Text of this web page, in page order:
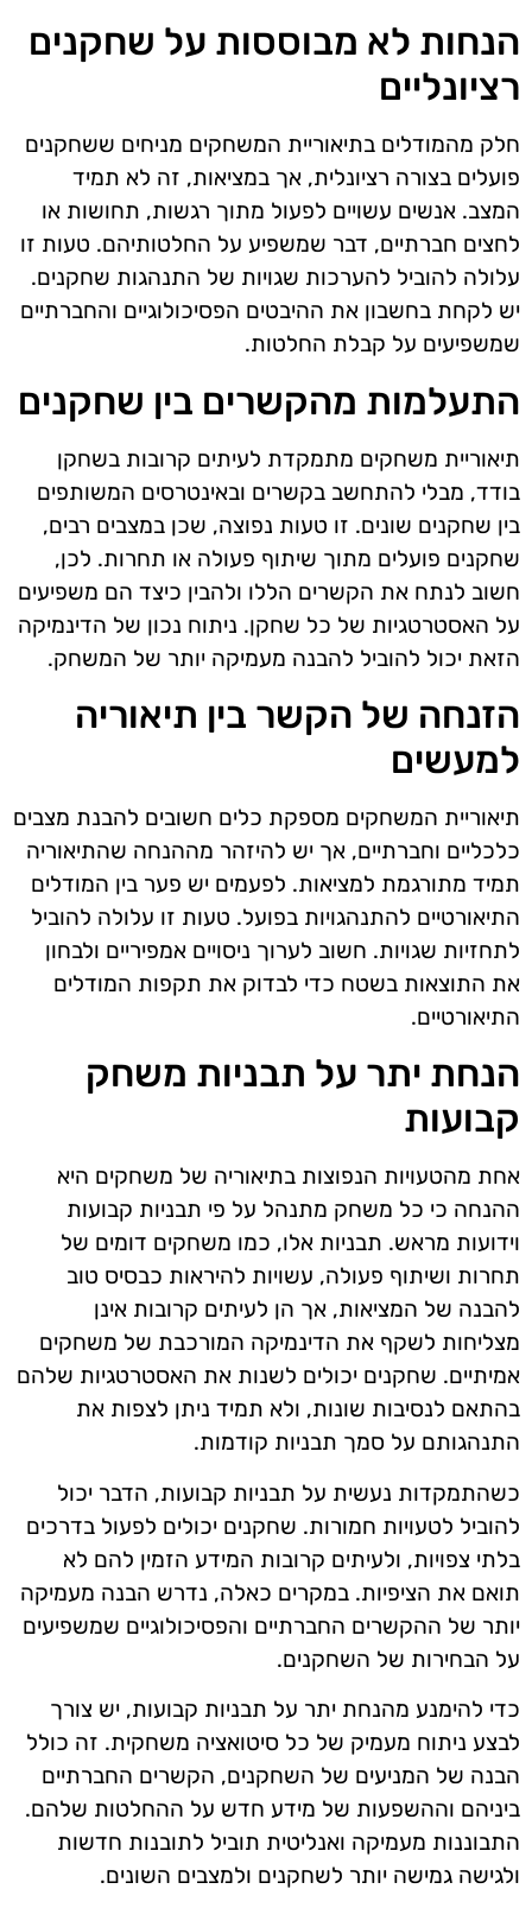
הנחות לא מבוססות על שחקנים
רציונליים
חלק מהמודלים בתיאוריית המשחקים מניחים ששחקנים
פועלים בצורה רציונלית, אך במציאות, זה לא תמיד
המצב. אנשים עשויים לפעול מתוך רגשות, תחושות או
לחצים חברתיים, דבר שמשפיע על החלטותיהם. טעות זו
עלולה להוביל להערכות שגויות של התנהגות שחקנים.
יש לקחת בחשבון את ההיבטים הפסיכולוגיים והחברתיים
שמשפיעים על קבלת החלטות.
התעלמות מהקשרים בין שחקנים
תיאוריית משחקים מתמקדת לעיתים קרובות בשחקן
בודד, מבלי להתחשב בקשרים ובאינטרסים המשותפים
בין שחקנים שונים. זו טעות נפוצה, שכן במצבים רבים,
שחקנים פועלים מתוך שיתוף פעולה או תחרות. לכן,
חשוב לנתח את הקשרים הללו ולהבין כיצד הם משפיעים
על האסטרטגיות של כל שחקן. ניתוח נכון של הדינמיקה
הזאת יכול להוביל להבנה מעמיקה יותר של המשחק.
הזנחה של הקשר בין תיאוריה
למעשים
תיאוריית המשחקים מספקת כלים חשובים להבנת מצבים
כלכליים וחברתיים, אך יש להיזהר מההנחה שהתיאוריה
תמיד מתורגמת למציאות. לפעמים יש פער בין המודלים
התיאורטיים להתנהגויות בפועל. טעות זו עלולה להוביל
לתחזיות שגויות. חשוב לערוך ניסויים אמפיריים ולבחון
את התוצאות בשטח כדי לבדוק את תקפות המודלים
התיאורטיים.
הנחת יתר על תבניות משחק
קבועות
אחת מהטעויות הנפוצות בתיאוריה של משחקים היא
ההנחה כי כל משחק מתנהל על פי תבניות קבועות
וידועות מראש. תבניות אלו, כמו משחקים דומים של
תחרות ושיתוף פעולה, עשויות להיראות כבסיס טוב
להבנה של המציאות, אך הן לעיתים קרובות אינן
מצליחות לשקף את הדינמיקה המורכבת של משחקים
אמיתיים. שחקנים יכולים לשנות את האסטרטגיות שלהם
בהתאם לנסיבות שונות, ולא תמיד ניתן לצפות את
התנהגותם על סמך תבניות קודמות.
כשהתמקדות נעשית על תבניות קבועות, הדבר יכול
להוביל לטעויות חמורות. שחקנים יכולים לפעול בדרכים
בלתי צפויות, ולעיתים קרובות המידע הזמין להם לא
תואם את הציפיות. במקרים כאלה, נדרש הבנה מעמיקה
יותר של ההקשרים החברתיים והפסיכולוגיים שמשפיעים
על הבחירות של השחקנים.
כדי להימנע מהנחת יתר על תבניות קבועות, יש צורך
לבצע ניתוח מעמיק של כל סיטואציה משחקית. זה כולל
הבנה של המניעים של השחקנים, הקשרים החברתיים
ביניהם וההשפעות של מידע חדש על ההחלטות שלהם.
התבוננות מעמיקה ואנליטית תוביל לתובנות חדשות
ולגישה גמישה יותר לשחקנים ולמצבים השונים.